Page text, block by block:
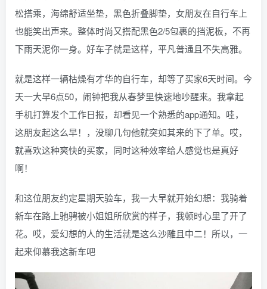
松搭乘，海绵舒适坐垫，黑色折叠脚垫，女朋友在自行车上
也能笑出声来。整体时尚又搭配黑色2/5包裹的挡泥板，不再
下雨天泥你一身。好车子就是这样，平凡普通且不失高雅。
就是这样一辆枯燥有才华的自行车，却等了买家6天时间。今
天一大早6点50，闹钟把我从春梦里快速地吵醒来。我拿起
手机打算发个工作日报，却看见一个熟悉的app通知。哇，
这朋友起这么早！，没聊几句他就突如其来的下了单。哎，
就喜欢这种爽快的买家，同时这种效率给人感觉也是真好
啊！
和这位朋友约定星期天验车，我一大早就开始幻想：我骑着
新车在路上驰骋被小姐姐所欣赏的样子，我顿时心里了开了
花。哎，爱幻想的人的生活就是这么沙雕且中二！所以，一
起来仰慕我这新车吧